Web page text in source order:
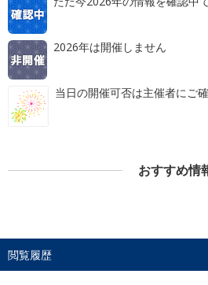
2026年は開催しません
当日の開催可否は主催者にご
おすすめ情
閲覧履歴